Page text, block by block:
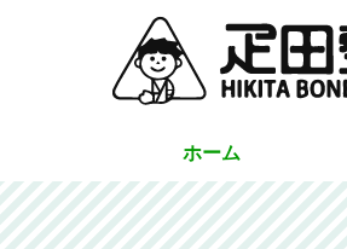
ホーム